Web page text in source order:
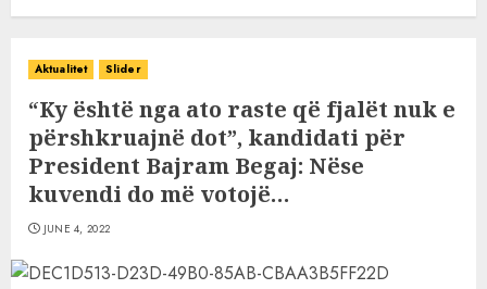
Aktualitet Slider
“Ky është nga ato raste që fjalët nuk e
përshkruajnë dot”, kandidati për
President Bajram Begaj: Nëse
kuvendi do më votojë…
JUNE 4, 2022